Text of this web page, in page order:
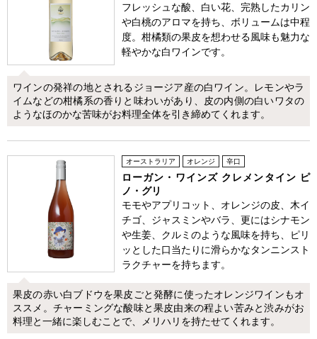
フレッシュな酸、白い花、完熟したカリン
や白桃のアロマを持ち、ボリュームは中程
度。柑橘類の果皮を想わせる風味も魅力な
軽やかな白ワインです。
ワインの発祥の地とされるジョージア産の白ワイン。レモンやラ
イムなどの柑橘系の香りと味わいがあり、皮の内側の白いワタの
ようなほのかな苦味がお料理全体を引き締めてくれます。
オーストラリア オレンジ 辛口
ローガン・ワインズ クレメンタイン ピ
ノ・グリ
モモやアプリコット、オレンジの皮、木イ
チゴ、ジャスミンやバラ、更にはシナモン
や生姜、クルミのような風味を持ち、ピリ
ッとした口当たりに滑らかなタンニンスト
ラクチャーを持ちます。
果皮の赤い白ブドウを果皮ごと発酵に使ったオレンジワインもオ
ススメ。チャーミングな酸味と果皮由来の程よい苦みと渋みがお
料理と一緒に楽しむことで、メリハリを持たせてくれます。